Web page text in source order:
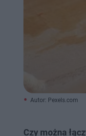
Autor: Pexels.com
Czy można